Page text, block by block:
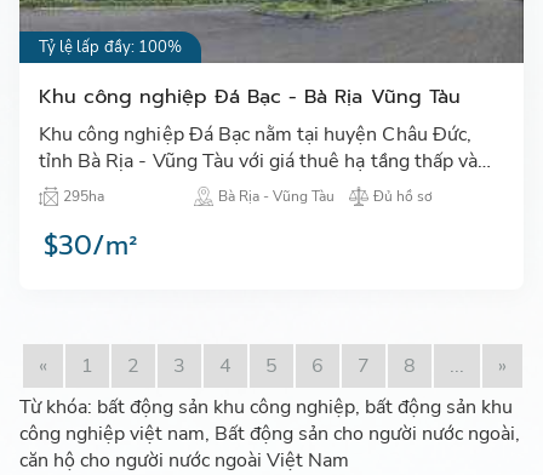
Tỷ lệ lấp đầy: 100%
Khu công nghiệp Đá Bạc - Bà Rịa Vũng Tàu
Khu công nghiệp Đá Bạc nằm tại huyện Châu Đức,
tỉnh Bà Rịa - Vũng Tàu với giá thuê hạ tầng thấp và
được lấp đầy nhanh chóng kể từ khi được đưa vào vận
hành…
295ha Bà Rịa - Vũng Tàu Đủ hồ sơ
$30/m²
« 1 2 3 4 5 6 7 8 ...
»
Từ khóa: bất động sản khu công nghiệp, bất động sản khu
công nghiệp việt nam, Bất động sản cho người nước ngoài,
căn hộ cho người nước ngoài Việt Nam